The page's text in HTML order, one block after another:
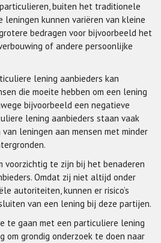
buiten het traditionele
leningen kunnen variëren van kleine
bedragen voor bijvoorbeeld het
of andere persoonlijke
lening aanbieders kan
die moeite hebben om een lening
bijvoorbeeld een negatieve
lening aanbieders staan vaak
leningen aan mensen met minder
voorzichtig te zijn bij het benaderen
Omdat zij niet altijd onder
autoriteiten, kunnen er risico’s
van een lening bij deze partijen.
te gaan met een particuliere lening
om grondig onderzoek te doen naar